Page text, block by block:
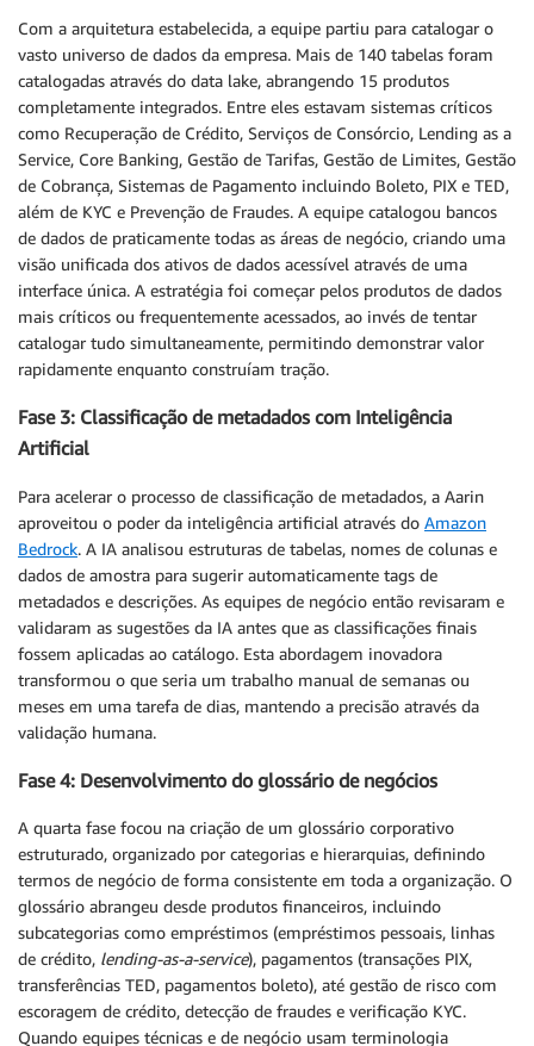
Com a arquitetura estabelecida, a equipe partiu para catalogar o
vasto universo de dados da empresa. Mais de 140 tabelas foram
catalogadas através do data lake, abrangendo 15 produtos
completamente integrados. Entre eles estavam sistemas críticos
como Recuperação de Crédito, Serviços de Consórcio, Lending as a
Service, Core Banking, Gestão de Tarifas, Gestão de Limites, Gestão
de Cobrança, Sistemas de Pagamento incluindo Boleto, PIX e TED,
além de KYC e Prevenção de Fraudes. A equipe catalogou bancos
de dados de praticamente todas as áreas de negócio, criando uma
visão unificada dos ativos de dados acessível através de uma
interface única. A estratégia foi começar pelos produtos de dados
mais críticos ou frequentemente acessados, ao invés de tentar
catalogar tudo simultaneamente, permitindo demonstrar valor
rapidamente enquanto construíam tração.
Fase 3: Classificação de metadados com Inteligência
Artificial
Para acelerar o processo de classificação de metadados, a Aarin
aproveitou o poder da inteligência artificial através do Amazon
Bedrock. A IA analisou estruturas de tabelas, nomes de colunas e
dados de amostra para sugerir automaticamente tags de
metadados e descrições. As equipes de negócio então revisaram e
validaram as sugestões da IA antes que as classificações finais
fossem aplicadas ao catálogo. Esta abordagem inovadora
transformou o que seria um trabalho manual de semanas ou
meses em uma tarefa de dias, mantendo a precisão através da
validação humana.
Fase 4: Desenvolvimento do glossário de negócios
A quarta fase focou na criação de um glossário corporativo
estruturado, organizado por categorias e hierarquias, definindo
termos de negócio de forma consistente em toda a organização. O
glossário abrangeu desde produtos financeiros, incluindo
subcategorias como empréstimos (empréstimos pessoais, linhas
de crédito, lending-as-a-service), pagamentos (transações PIX,
transferências TED, pagamentos boleto), até gestão de risco com
escoragem de crédito, detecção de fraudes e verificação KYC.
Quando equipes técnicas e de negócio usam terminologia